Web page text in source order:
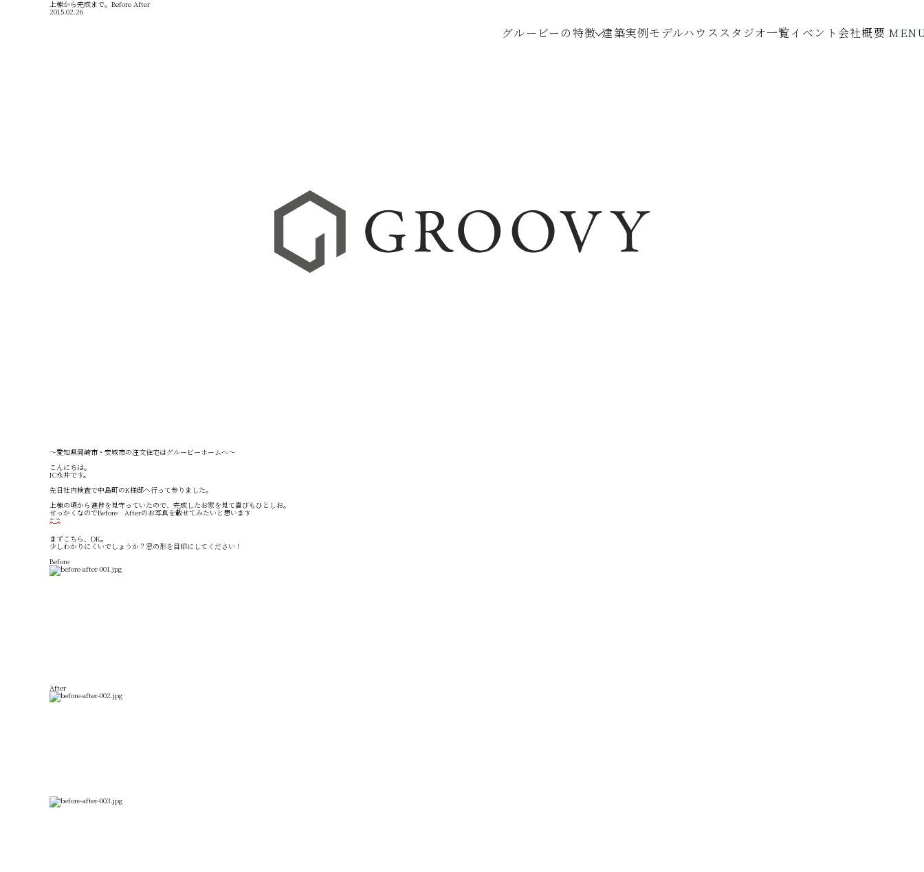
グルービーの特徴 建築実例モデルハウススタジオ一覧イベント 会社概要
上棟から完成まで。Before After
2015.02.26
～愛知県岡崎市・安城市の注文住宅はグルービーホームへ～
こんにちは。
IC永井です。
先日社内検査で中島町のK様邸へ行って参りました。
上棟の頃から進捗を見守っていたので、完成したお家を見て喜びもひとしお。
せっかくなのでBefore Afterのお写真を載せてみたいと思います
まずこちら、DK。
少しわかりにくいでしょうか？窓の形を目印にしてください！
Before
After